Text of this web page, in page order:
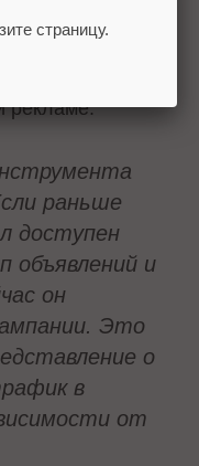
аккаунта и
должно
рекламе.
раньше
доступен
объявлений и
он
Это
о
в
от
страницу.